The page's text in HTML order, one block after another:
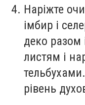
Наріжте
імбир і
деко разом
листям і
рівень